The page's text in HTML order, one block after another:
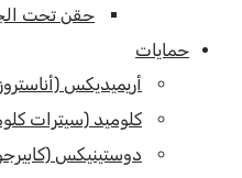
حقن تحت
حمايات
أريميديكس
كلوميد (سيترات
دوستينيكس